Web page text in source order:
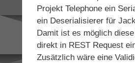
Projekt Telephone ein
ein Deserialisierer für
Damit ist es möglich
direkt in REST Request
Zusätzlich wäre eine